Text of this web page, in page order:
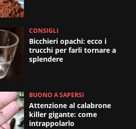
CONSIGLI
Bicchieri opachi: ecco i
trucchi per farli tornare a
splendere
BUONO A SAPERSI
Attenzione al calabrone
killer gigante: come
intrappolarlo